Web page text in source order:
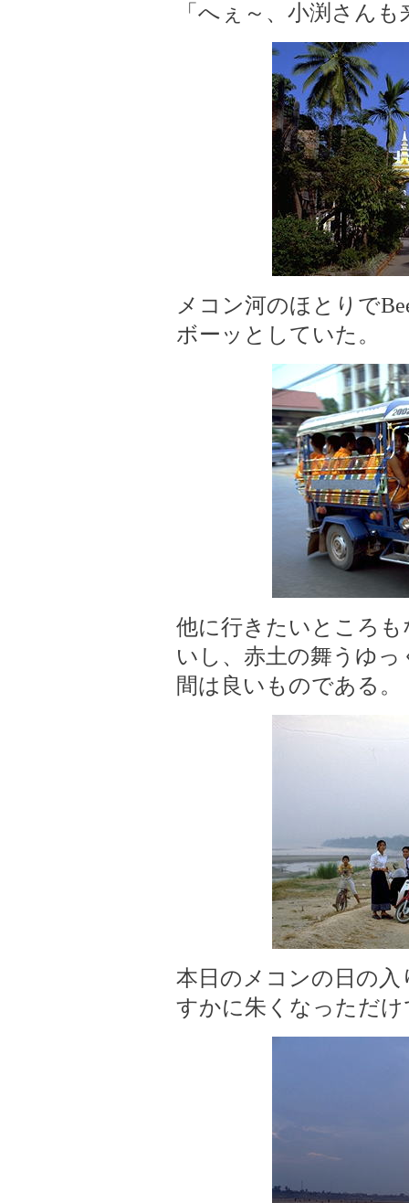
「へぇ～、小渕さん
メコン河のほとりで
ボーッとしていた。
他に行きたいところ
いし、赤土の舞うゆ
間は良いものである。
本日のメコンの日の
すかに朱くなっただ